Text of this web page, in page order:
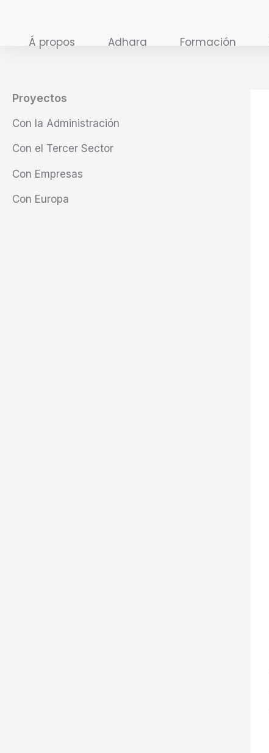
contenidoÁ propos Adhara Formación
Proyectos
Con la Administración
Con el Tercer Sector
Con Empresas
Con Europa